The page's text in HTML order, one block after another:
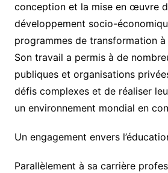
conception et la mise en œuvre
développement socio-
programmes de transformation à
Son travail a permis à de
publiques et organisations
défis complexes et de réaliser
un environnement mondial en
Un engagement envers
Parallèlement à sa carrière